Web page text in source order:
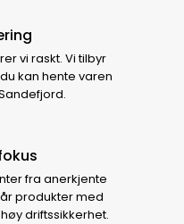
vi raskt. Vi tilbyr
kan hente varen
fra anerkjente
produkter med
driftssikkerhet.